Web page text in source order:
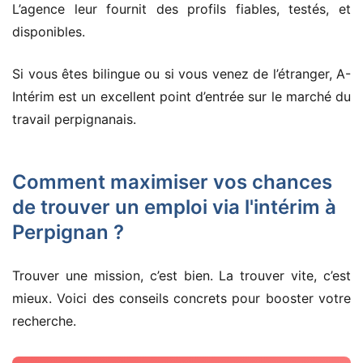
L’agence leur fournit des profils fiables, testés, et
disponibles.
Si vous êtes bilingue ou si vous venez de l’étranger, A-
Intérim est un excellent point d’entrée sur le marché du
travail perpignanais.
Comment maximiser vos chances
de trouver un emploi via l'intérim à
Perpignan ?
Trouver une mission, c’est bien. La trouver vite, c’est
mieux. Voici des conseils concrets pour booster votre
recherche.